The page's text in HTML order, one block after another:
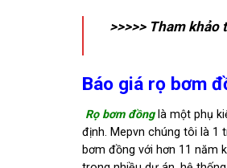
>>>>> Tham khảo
Báo giá rọ bơm
Rọ bơm đồnglà một phụ
định. Mepvn chúng tôi là 1
bơm đồng với hơn 11 năm